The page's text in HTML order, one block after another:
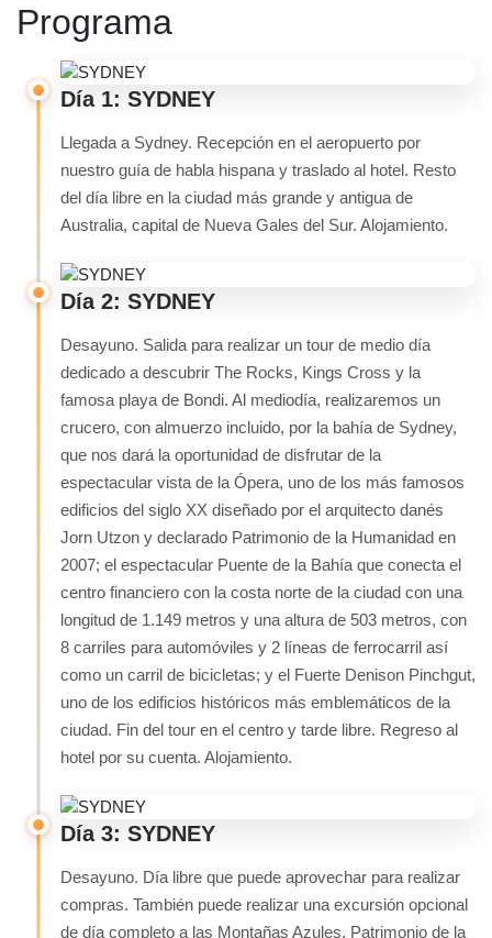
Programa
Día 1: SYDNEY
Llegada a Sydney. Recepción en el aeropuerto por
nuestro guía de habla hispana y traslado al hotel. Resto
del día libre en la ciudad más grande y antigua de
Australia, capital de Nueva Gales del Sur. Alojamiento.
Día 2: SYDNEY
Desayuno. Salida para realizar un tour de medio día
dedicado a descubrir The Rocks, Kings Cross y la
famosa playa de Bondi. Al mediodía, realizaremos un
crucero, con almuerzo incluido, por la bahía de Sydney,
que nos dará la oportunidad de disfrutar de la
espectacular vista de la Ópera, uno de los más famosos
edificios del siglo XX diseñado por el arquitecto danés
Jorn Utzon y declarado Patrimonio de la Humanidad en
2007; el espectacular Puente de la Bahía que conecta el
centro financiero con la costa norte de la ciudad con una
longitud de 1.149 metros y una altura de 503 metros, con
8 carriles para automóviles y 2 líneas de ferrocarril así
como un carril de bicicletas; y el Fuerte Denison Pinchgut,
uno de los edificios históricos más emblemáticos de la
ciudad. Fin del tour en el centro y tarde libre. Regreso al
hotel por su cuenta. Alojamiento.
Día 3: SYDNEY
Desayuno. Día libre que puede aprovechar para realizar
compras. También puede realizar una excursión opcional
de día completo a las Montañas Azules, Patrimonio de la